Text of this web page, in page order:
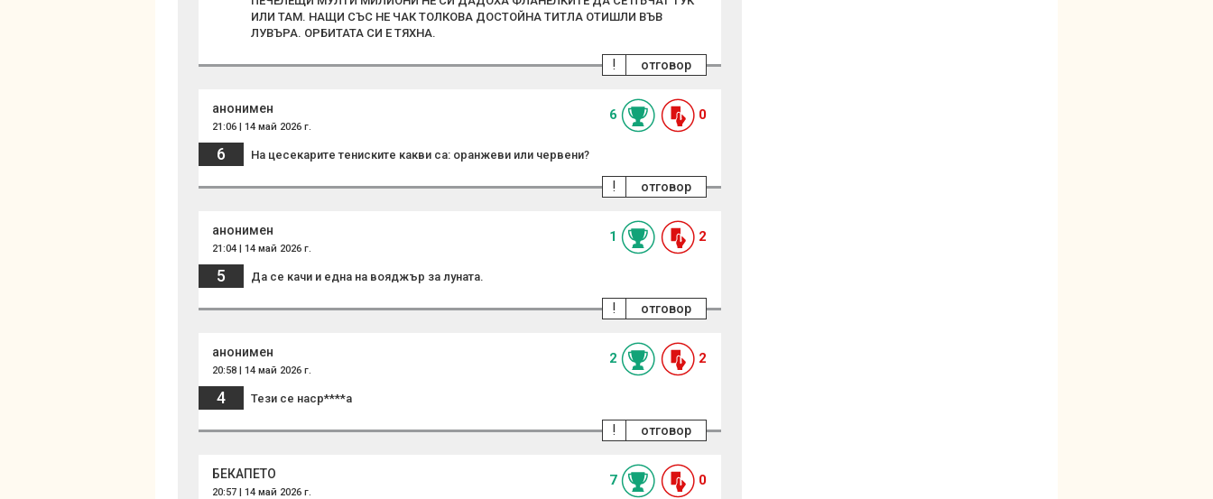
ИЛИ ТАМ. НАЩИ СЪС НЕ ЧАК ТОЛКОВА ДОСТОЙНА ТИТЛА ОТИШЛИ ВЪВ
ЛУВЪРА. ОРБИТАТА СИ Е ТЯХНА.
отговор
!
анонимен
21:06 | 14 май 2026 г.
6 0
6 На цесекарите тениските какви са: оранжеви или червени?
отговор
!
анонимен
21:04 | 14 май 2026 г.
1 2
5 Да се качи и една на вояджър за луната.
отговор
!
анонимен
20:58 | 14 май 2026 г.
2 2
4 Тези се наср****а
отговор
!
БЕКАПЕТО
20:57 | 14 май 2026 г.
7 0